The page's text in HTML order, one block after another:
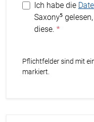
Ich habe die
Saxony⁵
diese.
Pflichtfelder sind mit
markiert.